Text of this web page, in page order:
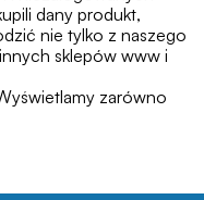
dany produkt,
nie tylko z naszego
sklepów www i
zarówno